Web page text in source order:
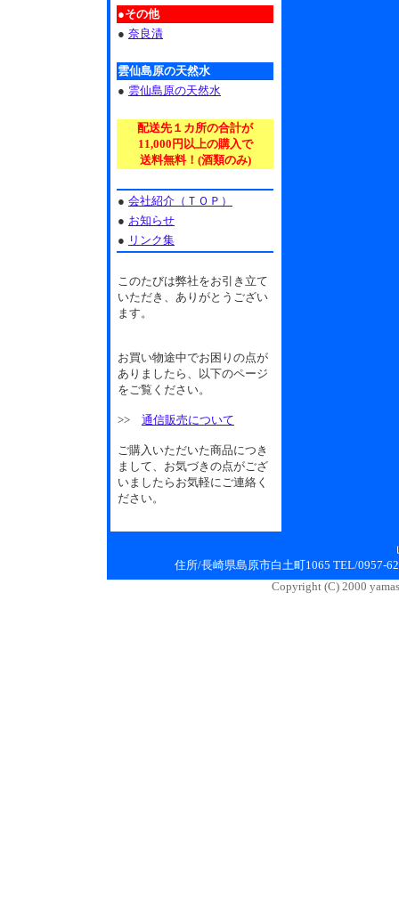
●その他
● 奈良漬
雲仙島原の天然水
● 雲仙島原の天然水
配送先１カ所の合計が
11,000円以上の購入で
送料無料！(酒類のみ)
● 会社紹介（ＴＯＰ）
● お知らせ
● リンク集
このたびは弊社をお引き立て
いただき、ありがとうござい
ます。
お買い物途中でお困りの点が
ありましたら、以下のページ
をご覧ください。
>> 通信販売について
ご購入いただいた商品につき
まして、お気づきの点がござ
いましたらお気軽にご連絡く
ださい。
住所/長崎県島原市白土町1065 TEL/0957-
Copyright (C) 2000